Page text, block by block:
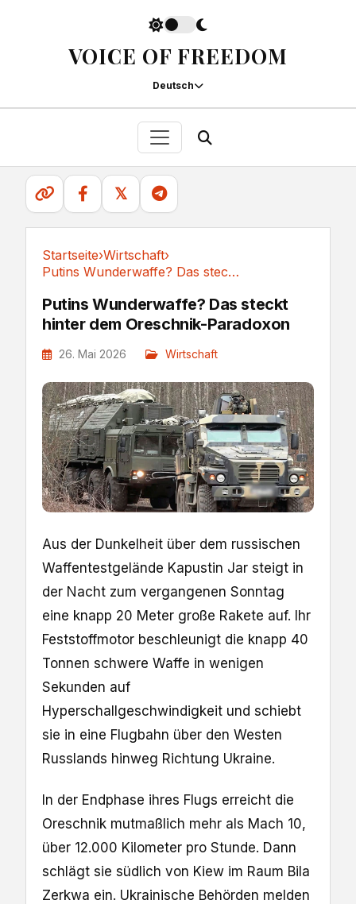
VOICE OF FREEDOM
Deutsch
𝕏
Startseite›Wirtschaft›
Putins Wunderwaffe? Das steckt hinter dem...
Putins Wunderwaffe? Das steckt
hinter dem Oreschnik-Paradoxon
26. Mai 2026 Wirtschaft
Aus der Dunkelheit über dem russischen
Waffentestgelände Kapustin Jar steigt in
der Nacht zum vergangenen Sonntag
eine knapp 20 Meter große Rakete auf. Ihr
Feststoffmotor beschleunigt die knapp 40
Tonnen schwere Waffe in wenigen
Sekunden auf
Hyperschallgeschwindigkeit und schiebt
sie in eine Flugbahn über den Westen
Russlands hinweg Richtung Ukraine.
In der Endphase ihres Flugs erreicht die
Oreschnik mutmaßlich mehr als Mach 10,
über 12.000 Kilometer pro Stunde. Dann
schlägt sie südlich von Kiew im Raum Bila
Zerkwa ein. Ukrainische Behörden melden